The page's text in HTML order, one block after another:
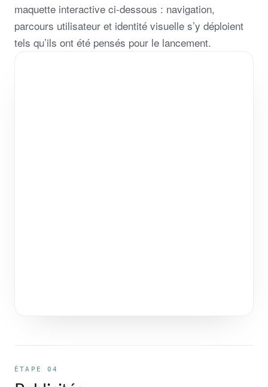
maquette interactive ci-dessous : navigation,
parcours utilisateur et identité visuelle s’y déploient
tels qu’ils ont été pensés pour le lancement.
ÉTAPE 04